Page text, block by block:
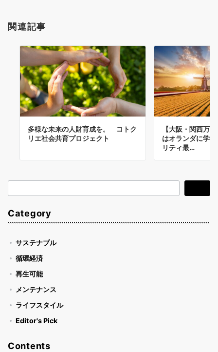
関連記事
多様な未来の人財育成を。 コトク
リエ社会共育プロジェクト
【大阪・関西万
はオランダに学
リティ最…
索
Category
サステナブル
循環経済
再生可能
メンテナンス
ライフスタイル
Editor's Pick
Contents